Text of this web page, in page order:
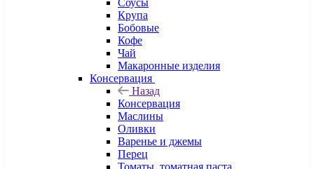
Соусы
Крупа
Бобовые
Кофе
Чай
Макаронные изделия
Консервация
Назад
Консервация
Маслины
Оливки
Варенье и джемы
Перец
Томаты, томатная паста